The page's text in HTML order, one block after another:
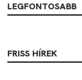
LEGFONTOSABB
FRISS HÍREK